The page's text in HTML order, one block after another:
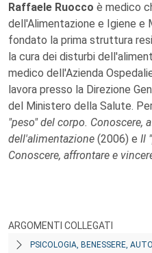
Raffaele Ruocco è medico
dell'Alimentazione e Igiene e
fondato la prima struttura
la cura dei disturbi
medico dell'Azienda
lavora presso la Direzione
del Ministero della Salute.
"peso" del corpo. Conoscere,
dell'alimentazione (2006) e Il
Conoscere, affrontare e
ARGOMENTI COLLEGATI
PSICOLOGIA, BENESSERE,